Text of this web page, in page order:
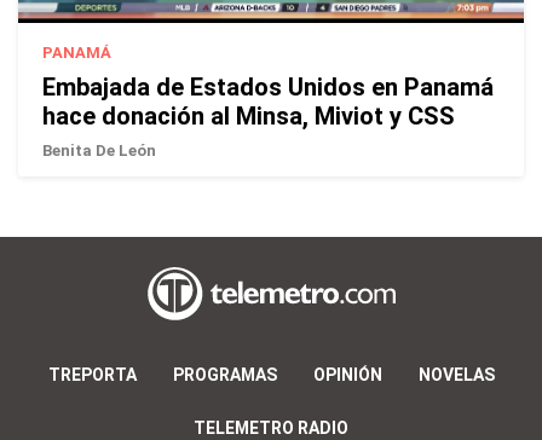
PANAMÁ
Embajada de Estados Unidos en Panamá
hace donación al Minsa, Miviot y CSS
Benita De León
TREPORTA PROGRAMAS OPINIÓN NOVELAS
TELEMETRO RADIO